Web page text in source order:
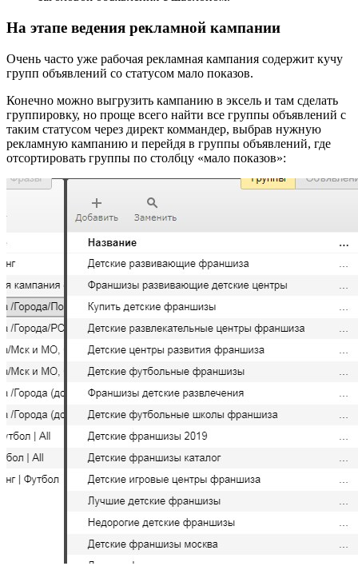
На этапе ведения рекламной кампании
Очень часто уже рабочая рекламная кампания содержит кучу
групп объявлений со статусом мало показов.
Конечно можно выгрузить кампанию в эксель и там сделать
группировку, но проще всего найти все группы объявлений с
таким статусом через директ коммандер, выбрав нужную
рекламную кампанию и перейдя в группы объявлений, где
отсортировать группы по столбцу «мало показов»: